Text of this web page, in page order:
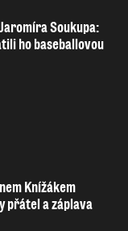
Soukupa:
ho baseballovou
Knížákem
přátel a záplava